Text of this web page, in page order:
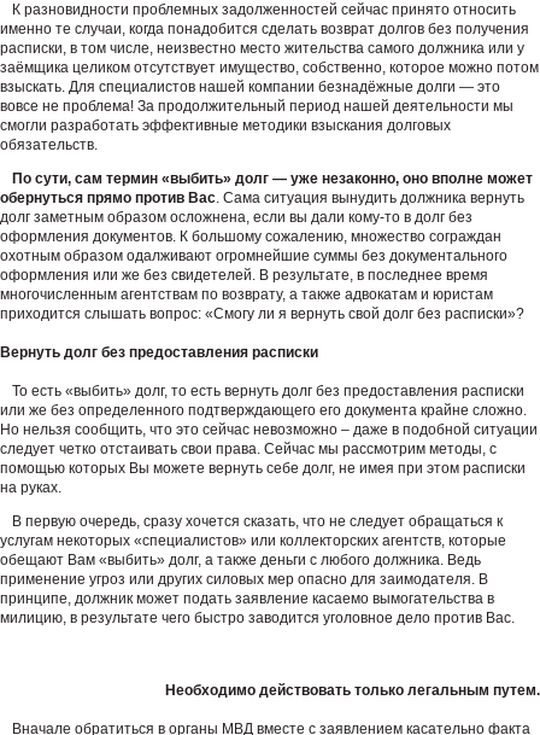
К разновидности проблемных задолженностей сейчас принято относить
именно те случаи, когда понадобится сделать возврат долгов без получения
расписки, в том числе, неизвестно место жительства самого должника или у
заёмщика целиком отсутствует имущество, собственно, которое можно потом
взыскать. Для специалистов нашей компании безнадёжные долги — это
вовсе не проблема! За продолжительный период нашей деятельности мы
смогли разработать эффективные методики взыскания долговых
обязательств.
По сути, сам термин «выбить» долг — уже незаконно, оно вполне может
обернуться прямо против Вас. Сама ситуация вынудить должника вернуть
долг заметным образом осложнена, если вы дали кому-то в долг без
оформления документов. К большому сожалению, множество сограждан
охотным образом одалживают огромнейшие суммы без документального
оформления или же без свидетелей. В результате, в последнее время
многочисленным агентствам по возврату, а также адвокатам и юристам
приходится слышать вопрос: «Смогу ли я вернуть свой долг без расписки»?
Вернуть долг без предоставления расписки
То есть «выбить» долг, то есть вернуть долг без предоставления расписки
или же без определенного подтверждающего его документа крайне сложно.
Но нельзя сообщить, что это сейчас невозможно – даже в подобной ситуации
следует четко отстаивать свои права. Сейчас мы рассмотрим методы, с
помощью которых Вы можете вернуть себе долг, не имея при этом расписки
на руках.
В первую очередь, сразу хочется сказать, что не следует обращаться к
услугам некоторых «специалистов» или коллекторских агентств, которые
обещают Вам «выбить» долг, а также деньги с любого должника. Ведь
применение угроз или других силовых мер опасно для заимодателя. В
принципе, должник может подать заявление касаемо вымогательства в
милицию, в результате чего быстро заводится уголовное дело против Вас.
Необходимо действовать только легальным путем.
Вначале обратиться в органы МВД вместе с заявлением касательно факта